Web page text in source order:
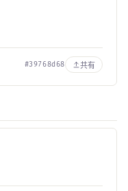
#39768d68 共有